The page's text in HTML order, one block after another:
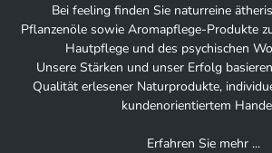
Bei feeling finden Sie naturreine
Pflanzenöle sowie Aromapflege-Produkte
Hautpflege und des psychischen
Unsere Stärken und unser Erfolg
Qualität erlesener Naturprodukte,
kundenorientiertem
Erfahren Sie mehr ...